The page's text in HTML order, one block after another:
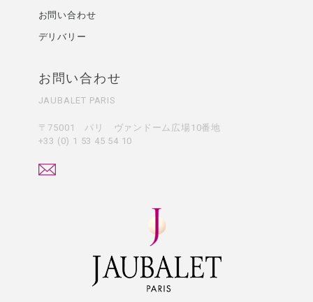
お問い合わせ
デリバリー
お問い合わせ
JAUBALET PARIS
〒75001 パリ ヴァンドーム広場10番地
+33 (0) 1 53 45 54 10